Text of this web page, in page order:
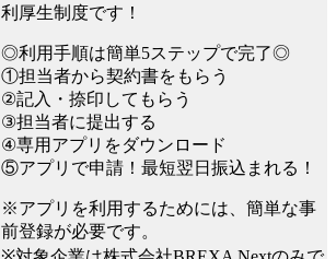
利厚生制度です！
◎利用手順は簡単5ステップで完了◎
①担当者から契約書をもらう
②記入・捺印してもらう
③担当者に提出する
④専用アプリをダウンロード
⑤アプリで申請！最短翌日振込まれる！
※アプリを利用するためには、簡単な事
前登録が必要です。